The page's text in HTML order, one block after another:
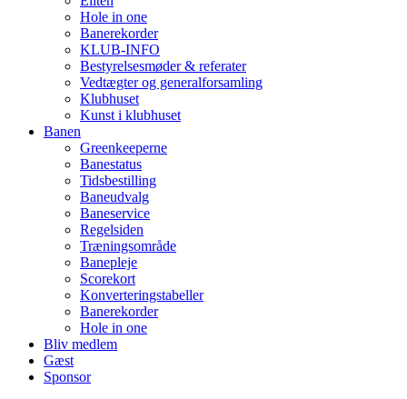
Hole in one
Banerekorder
KLUB-INFO
Bestyrelsesmøder & referater
Vedtægter og generalforsamling
Klubhuset
Kunst i klubhuset
Banen
Greenkeeperne
Banestatus
Tidsbestilling
Baneudvalg
Baneservice
Regelsiden
Træningsområde
Banepleje
Scorekort
Konverteringstabeller
Banerekorder
Hole in one
Bliv medlem
Gæst
Sponsor